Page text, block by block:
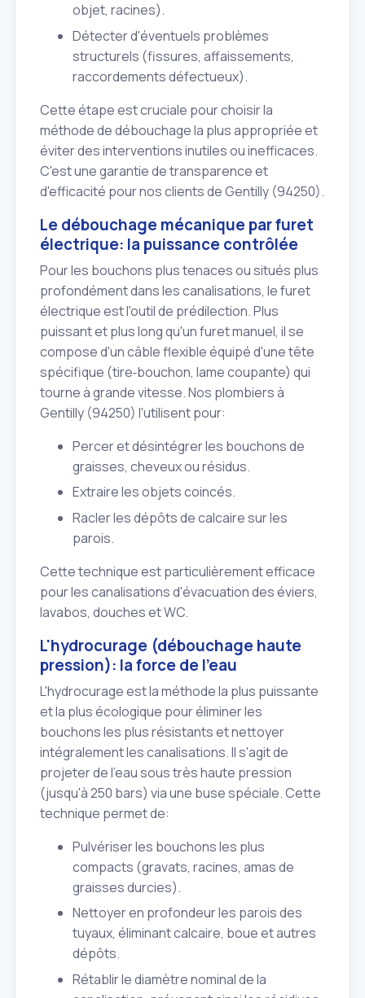
objet, racines).
Détecter d'éventuels problèmes
structurels (fissures, affaissements,
raccordements défectueux).
Cette étape est cruciale pour choisir la
méthode de débouchage la plus appropriée et
éviter des interventions inutiles ou inefficaces.
C'est une garantie de transparence et
d'efficacité pour nos clients de Gentilly (94250).
Le débouchage mécanique par furet
électrique: la puissance contrôlée
Pour les bouchons plus tenaces ou situés plus
profondément dans les canalisations, le furet
électrique est l'outil de prédilection. Plus
puissant et plus long qu'un furet manuel, il se
compose d'un câble flexible équipé d'une tête
spécifique (tire‑bouchon, lame coupante) qui
tourne à grande vitesse. Nos plombiers à
Gentilly (94250) l'utilisent pour:
Percer et désintégrer les bouchons de
graisses, cheveux ou résidus.
Extraire les objets coincés.
Racler les dépôts de calcaire sur les
parois.
Cette technique est particulièrement efficace
pour les canalisations d'évacuation des éviers,
lavabos, douches et WC.
L'hydrocurage (débouchage haute
pression): la force de l'eau
L'hydrocurage est la méthode la plus puissante
et la plus écologique pour éliminer les
bouchons les plus résistants et nettoyer
intégralement les canalisations. Il s'agit de
projeter de l'eau sous très haute pression
(jusqu'à 250 bars) via une buse spéciale. Cette
technique permet de:
Pulvériser les bouchons les plus
compacts (gravats, racines, amas de
graisses durcies).
Nettoyer en profondeur les parois des
tuyaux, éliminant calcaire, boue et autres
dépôts.
Rétablir le diamètre nominal de la